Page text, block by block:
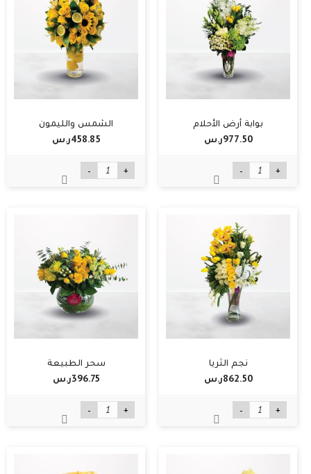
بوابة أرض الأحلام
977.50ر.س‏
- +
الشمس والليمون
458.85ر.س‏
- +
نجم الثريا
862.50ر.س‏
- +
سحر الطبيعة
396.75ر.س‏
- +